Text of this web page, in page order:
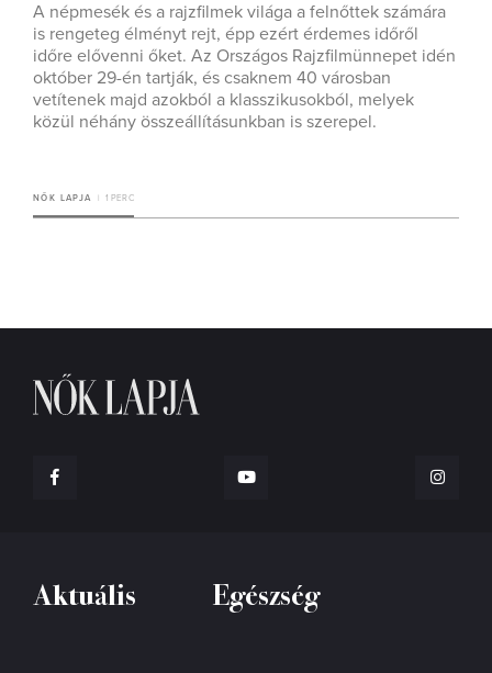
A népmesék és a rajzfilmek világa a felnőttek számára
is rengeteg élményt rejt, épp ezért érdemes időről
időre elővenni őket. Az Országos Rajzfilmünnepet idén
október 29-én tartják, és csaknem 40 városban
vetítenek majd azokból a klasszikusokból, melyek
közül néhány összeállításunkban is szerepel.
NŐK LAPJA 1 PERC
Aktuális Egészség